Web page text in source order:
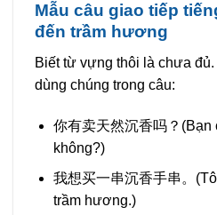
Mẫu câu giao tiếp
đến trầm hương
Biết từ vựng thôi là chưa
dùng chúng trong câu:
你有卖天然沉香吗？(Bạn
không?)
我想买一串沉香手串。
trầm hương.)